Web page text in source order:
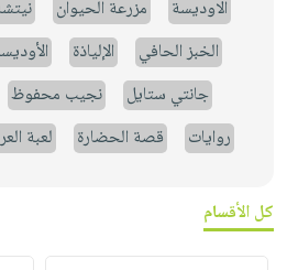
الاوديسة مزرعة الحيوان
الخبز الحافي
الإلياذة
جانتي ستايل
نجيب محفوظ
روايات
قصة الحضارة لعبة
كل الأقسام